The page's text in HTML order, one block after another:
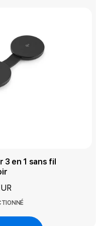
3 en 1 sans fil